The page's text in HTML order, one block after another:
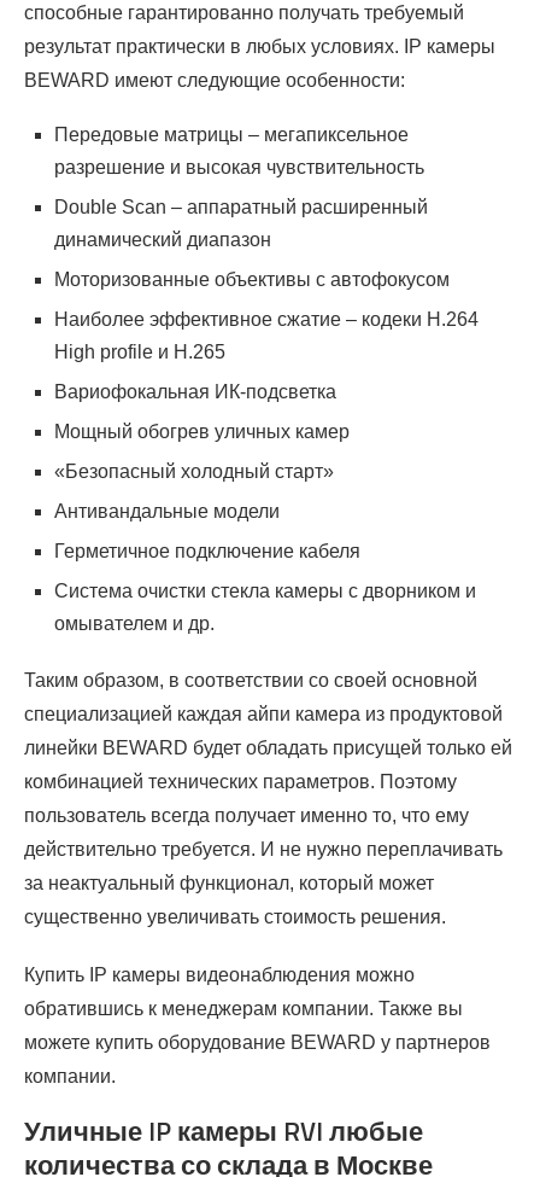
способные гарантированно получать требуемый
результат практически в любых условиях. IP камеры
BEWARD имеют следующие особенности:
Передовые матрицы – мегапиксельное
разрешение и высокая чувствительность
Double Scan – аппаратный расширенный
динамический диапазон
Моторизованные объективы с автофокусом
Наиболее эффективное сжатие – кодеки H.264
High profile и H.265
Вариофокальная ИК-подсветка
Мощный обогрев уличных камер
«Безопасный холодный старт»
Антивандальные модели
Герметичное подключение кабеля
Система очистки стекла камеры с дворником и
омывателем и др.
Таким образом, в соответствии со своей основной
специализацией каждая айпи камера из продуктовой
линейки BEWARD будет обладать присущей только ей
комбинацией технических параметров. Поэтому
пользователь всегда получает именно то, что ему
действительно требуется. И не нужно переплачивать
за неактуальный функционал, который может
существенно увеличивать стоимость решения.
Купить IP камеры видеонаблюдения можно
обратившись к менеджерам компании. Также вы
можете купить оборудование BEWARD у партнеров
компании.
Уличные IP камеры RVI любые
количества со склада в Москве